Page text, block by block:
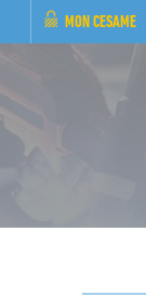
MON CESAME